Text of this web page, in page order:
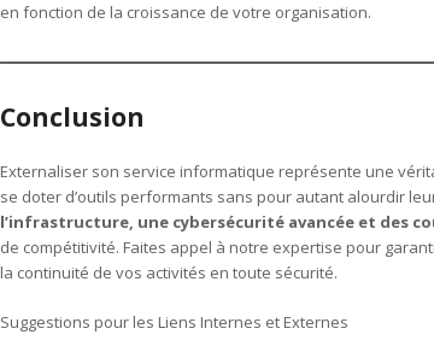
en fonction de la croissance de votre organisation.
Conclusion
Externaliser son service informatique représente une
se doter d’outils performants sans pour autant alourdir
l’infrastructure, une cybersécurité avancée et des
de compétitivité. Faites appel à notre expertise pour
la continuité de vos activités en toute sécurité.
Suggestions pour les Liens Internes et Externes